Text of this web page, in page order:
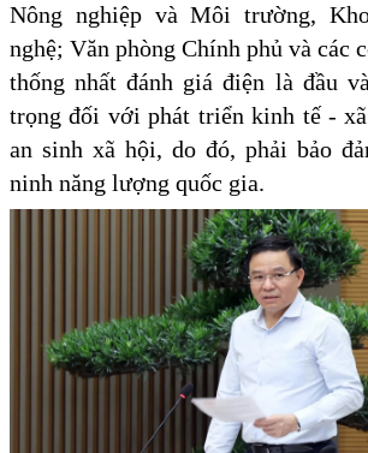
Nông nghiệp và Môi trường,
nghệ; Văn phòng Chính phủ và các
thống nhất đánh giá điện là đầu
trọng đối với phát triển kinh tế -
an sinh xã hội, do đó, phải bảo
ninh năng lượng quốc gia.